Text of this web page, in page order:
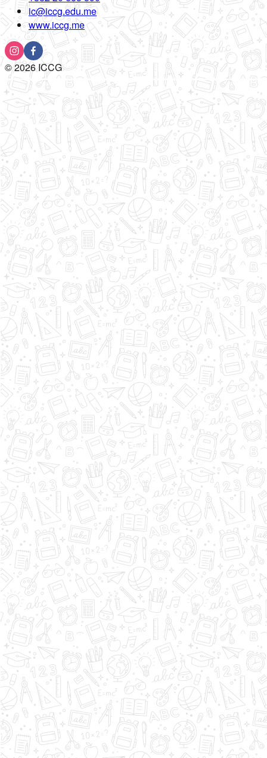
ic@iccg.edu.me
www.iccg.me
©2026ICCG